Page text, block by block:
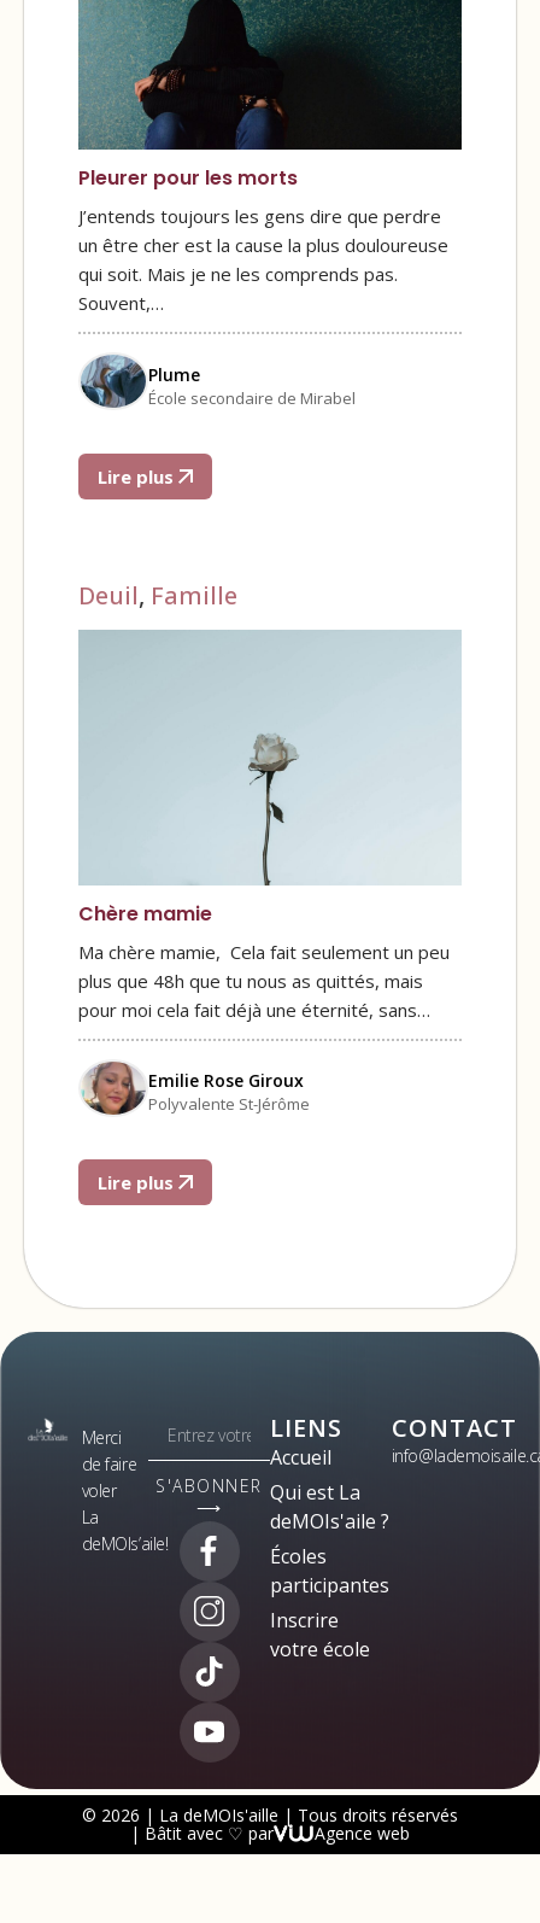
Pleurer pour les morts
J’entends toujours les gens dire que perdre
un être cher est la cause la plus douloureuse
qui soit. Mais je ne les comprends pas.
Souvent,…
Plume
École secondaire de Mirabel
Lire plus
Deuil, Famille
Chère mamie
Ma chère mamie, Cela fait seulement un peu
plus que 48h que tu nous as quittés, mais
pour moi cela fait déjà une éternité, sans…
Emilie Rose Giroux
Polyvalente St-Jérôme
Lire plus
Merci
de faire
voler
La
deMOIs’aile!
S'ABONNER
⟶
LIENS
Accueil
Qui est La
deMOIs'aile ?
Écoles
participantes
Inscrire
votre école
CONTACT
© 2026 | La deMOIs'aille | Tous droits réservés
| Bâtit avec ♡ par Agence web